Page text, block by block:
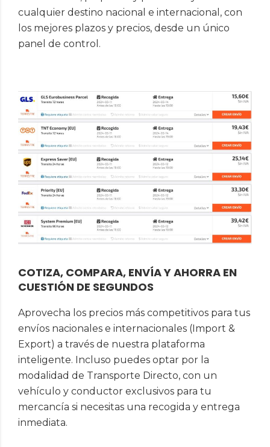
cualquier destino nacional e internacional, con
los mejores plazos y precios, desde un único
panel de control.
COTIZA, COMPARA, ENVÍA Y AHORRA EN
CUESTIÓN DE SEGUNDOS
Aprovecha los precios más competitivos para tus
envíos nacionales e internacionales (Import &
Export) a través de nuestra plataforma
inteligente. Incluso puedes optar por la
modalidad de Transporte Directo, con un
vehículo y conductor exclusivos para tu
mercancía si necesitas una recogida y entrega
inmediata.